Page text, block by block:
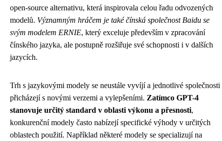
open-source alternativu, která inspirovala celou řadu odvozených
modelů. Významným hráčem je také čínská společnost Baidu se
svým modelem ERNIE, který exceluje především v zpracování
čínského jazyka, ale postupně rozšiřuje své schopnosti i v dalších
jazycích.
Trh s jazykovými modely se neustále vyvíjí a jednotlivé společnosti
přicházejí s novými verzemi a vylepšeními. Zatímco GPT-4
stanovuje určitý standard v oblasti výkonu a přesnosti,
konkurenční modely často nabízejí specifické výhody v určitých
oblastech použití. Například některé modely se specializují na